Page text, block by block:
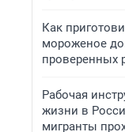
Как
мороженое
проверенных
Рабочая
жизни в
мигранты